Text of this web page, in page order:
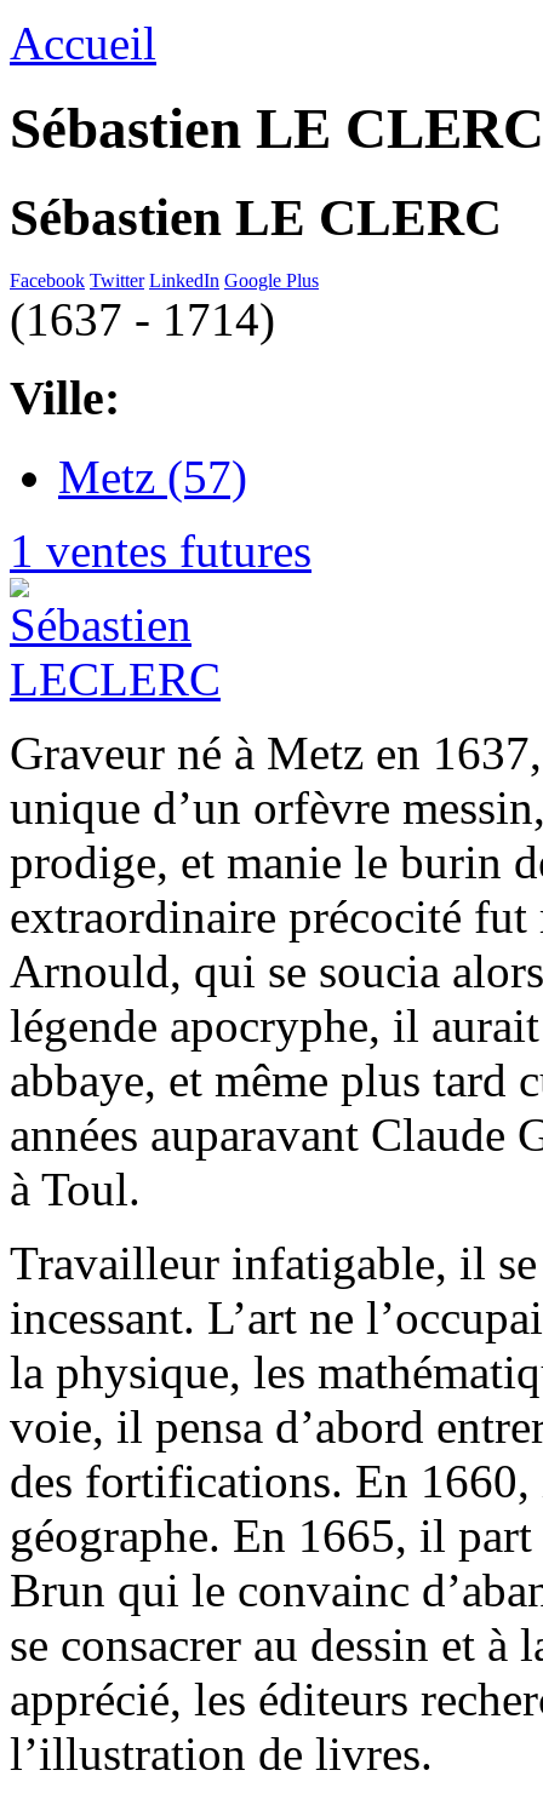
Accueil
Sébastien LE CLERC
Sébastien LE CLERC
Facebook Twitter LinkedIn Google Plus
(1637 - 1714)
Ville:
Metz (57)
1 ventes futures
Graveur né à Metz en
unique d’un orfèvre
prodige, et manie le burin
extraordinaire précocité fut
Arnould, qui se soucia
légende apocryphe, il
abbaye, et même plus tard
années auparavant Claude
à Toul.
Travailleur infatigable, il
incessant. L’art ne
la physique, les
voie, il pensa d’abord
des fortifications. En
géographe. En 1665, il
Brun qui le convainc
se consacrer au dessin et
apprécié, les éditeurs
l’illustration de livres.